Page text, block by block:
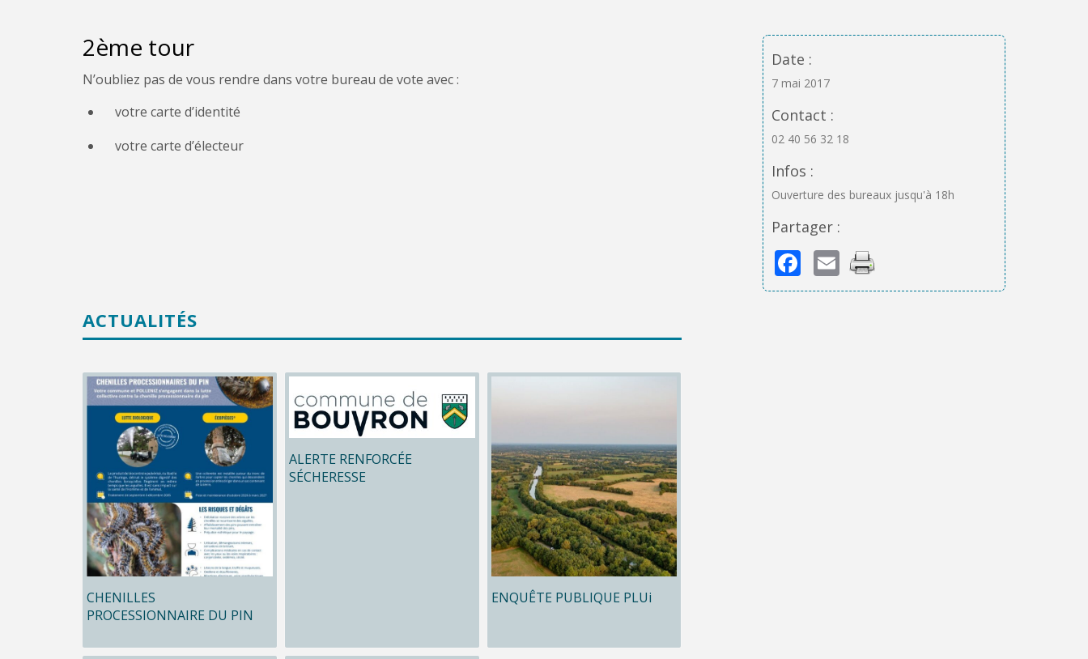
2ème tour
N’oubliez pas de vous rendre dans votre bureau de vote avec :
votre carte d’identité
votre carte d’électeur
Date :
7 mai 2017
Contact :
02 40 56 32 18
Infos :
Ouverture des bureaux jusqu'à 18h
Partager :
Facebook
Email
ACTUALITÉS
CHENILLES
PROCESSIONNAIRE DU PIN
ALERTE RENFORCÉE
SÉCHERESSE
ENQUÊTE PUBLIQUE PLUi